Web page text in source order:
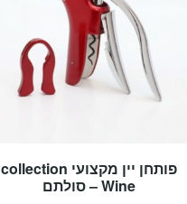
פותחן יין מקצועי collection
Wine – סולתם